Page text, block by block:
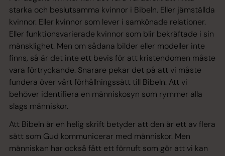
starka och beslutsamma kvinnor i Bibeln. Eller jämställda
kvinnor. Eller kvinnor som lever i samkönade relationer.
Eller funktionsvarierade kvinnor som blir bekräftade i sin
mänsklighet. Men om sådana bilder eller modeller inte
finns, så är det inte ett bevis för att kristendomen måste
vara förtryckande. Snarare pekar det på att vi måste
fundera över vårt förhållningssätt till Bibeln. Att vi
behöver identifiera en människosyn som rymmer alla
slags människor.
Att Bibeln är en helig skrift betyder att den är ett av flera
sätt som Gud kommunicerar med människor. Men
människan har också fått ett förnuft som gör att vi kan